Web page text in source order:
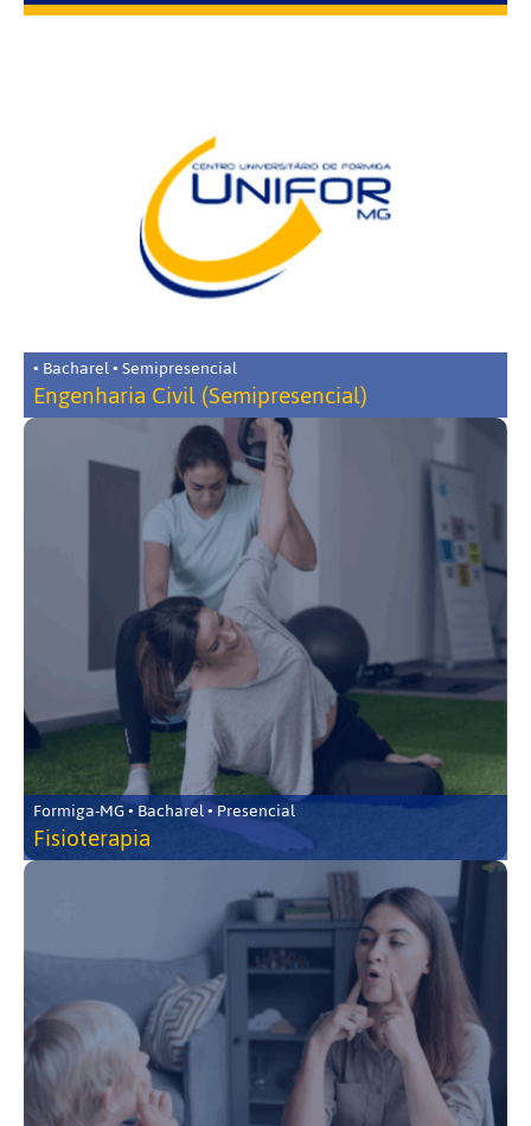
• Bacharel • Semipresencial
Engenharia Civil (Semipresencial)
Formiga-MG • Bacharel • Presencial
Fisioterapia